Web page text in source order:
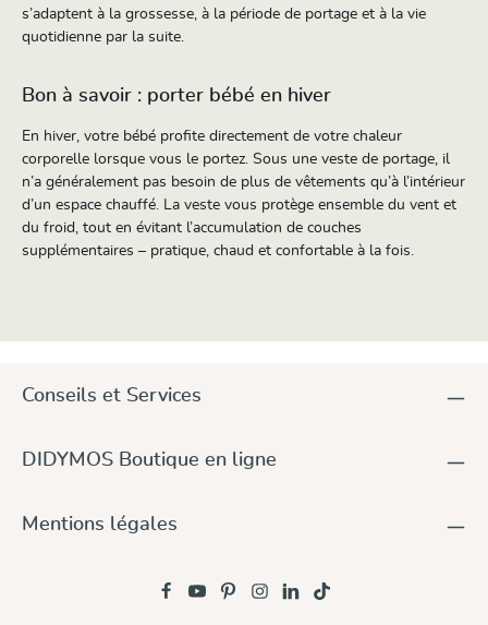
s’adaptent à la grossesse, à la période de portage et à la vie
quotidienne par la suite.
Bon à savoir : porter bébé en hiver
En hiver, votre bébé profite directement de votre chaleur
corporelle lorsque vous le portez. Sous une veste de portage, il
n’a généralement pas besoin de plus de vêtements qu’à l’intérieur
d’un espace chauffé. La veste vous protège ensemble du vent et
du froid, tout en évitant l’accumulation de couches
supplémentaires – pratique, chaud et confortable à la fois.
Conseils et Services
DIDYMOS Boutique en ligne
Mentions légales